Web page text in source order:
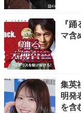
『
マ含
集英
明発
を含